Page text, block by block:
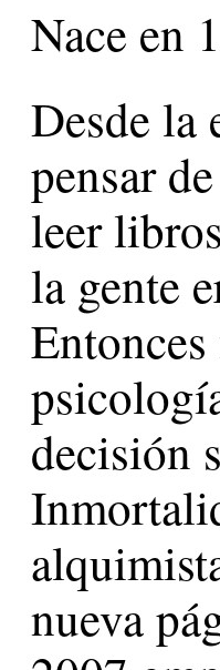
Nace en
Desde la
pensar
leer
la gente
decisión
nueva